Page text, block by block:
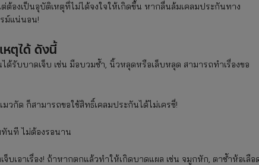
องเป็นอุบัติเหตุที่ไม่ได้จงใจให้เกิดขึ้น หากลื่นล้มเคลมประกันทาง
ม์แน่นอน!
หตุได้ ดังนี้
รับบาดเจ็บ เช่น มือบวมช้ำ, นิ้วหลุดหรือเล็บหลุด สามารถทำเรื่องขอ
กัด ก็สามารถขอใช้สิทธิ์เคลมประกันได้ไม่เครซี่!
นที ไม่ต้องรอนาน
บเอาเรื่อง! ถ้าหากตกแล้วทำให้เกิดบาดแผล เช่น จมูกหัก, ตาช้ำห้อเลือ